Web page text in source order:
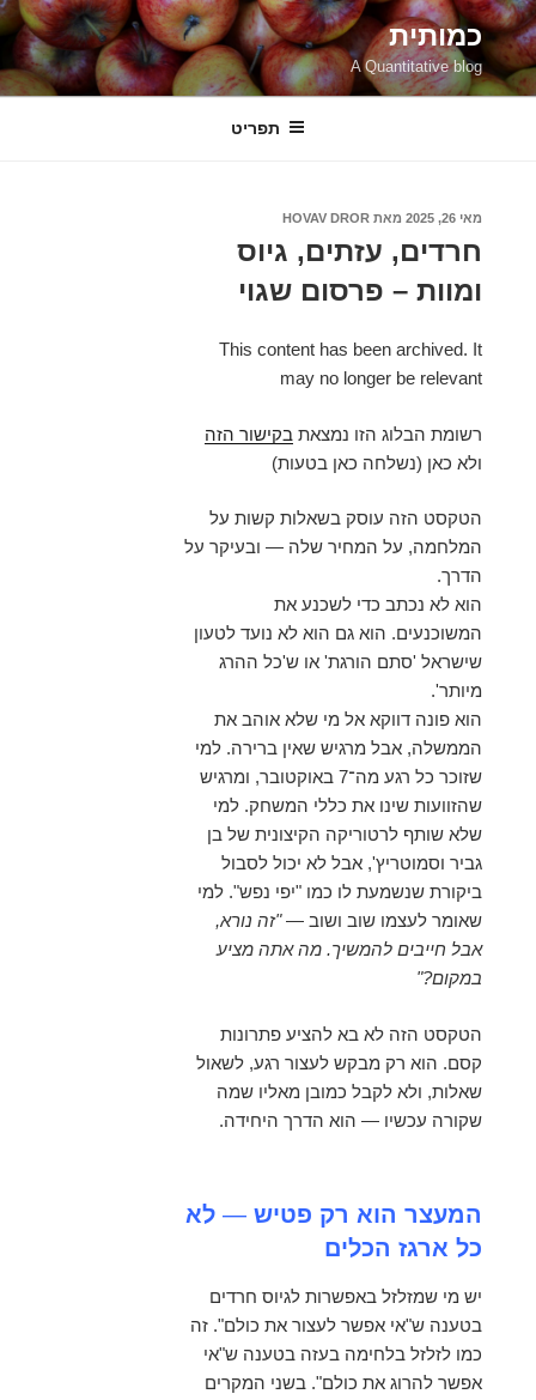
דילוג
לתוכן
כמותית
A Quantitative blog
תפריט
פורסם
מאי 26, 2025 מאת HOVAV DROR
חרדים, עזתים, גיוס
ומוות – פרסום שגוי
This content has been archived. It
may no longer be relevant
רשומת הבלוג הזו נמצאת בקישור הזה
ולא כאן (נשלחה כאן בטעות)
הטקסט הזה עוסק בשאלות קשות על
המלחמה, על המחיר שלה — ובעיקר על
הדרך.
הוא לא נכתב כדי לשכנע את
המשוכנעים. הוא גם הוא לא נועד לטעון
שישראל 'סתם הורגת' או ש'כל ההרג
מיותר'.
הוא פונה דווקא אל מי שלא אוהב את
הממשלה, אבל מרגיש שאין ברירה. למי
שזוכר כל רגע מה־7 באוקטובר, ומרגיש
שהזוועות שינו את כללי המשחק. למי
שלא שותף לרטוריקה הקיצונית של בן
גביר וסמוטריץ', אבל לא יכול לסבול
ביקורת שנשמעת לו כמו "יפי נפש". למי
שאומר לעצמו שוב ושוב —"זה נורא,
אבל חייבים להמשיך. מה אתה מציע
במקום?"
הטקסט הזה לא בא להציע פתרונות
קסם. הוא רק מבקש לעצור רגע, לשאול
שאלות, ולא לקבל כמובן מאליו שמה
שקורה עכשיו — הוא הדרך היחידה.
המעצר הוא רק פטיש — לא
כל ארגז הכלים
יש מי שמזלזל באפשרות לגיוס חרדים
בטענה ש"אי אפשר לעצור את כולם". זה
כמו לזלזל בלחימה בעזה בטענה ש"אי
אפשר להרוג את כולם". בשני המקרים